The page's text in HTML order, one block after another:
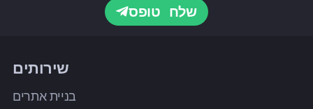
שלח טופס
שירותים
בניית אתרים